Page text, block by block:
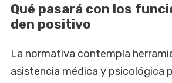
Qué pasará con los
den positivo
La normativa contempla
asistencia médica y psicológica